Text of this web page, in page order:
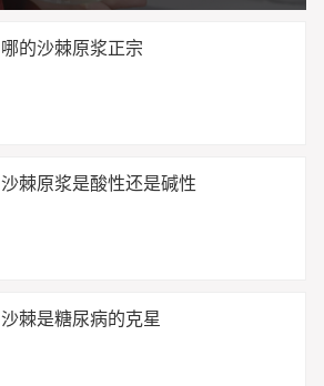
哪的沙棘原浆正宗
沙棘原浆是酸性还是碱性
沙棘是糖尿病的克星